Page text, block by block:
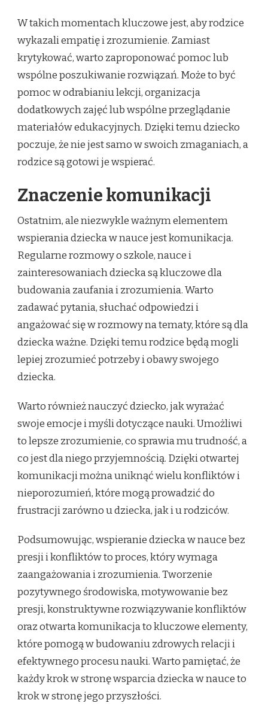
W takich momentach kluczowe jest, aby rodzice
wykazali empatię i zrozumienie. Zamiast
krytykować, warto zaproponować pomoc lub
wspólne poszukiwanie rozwiązań. Może to być
pomoc w odrabianiu lekcji, organizacja
dodatkowych zajęć lub wspólne przeglądanie
materiałów edukacyjnych. Dzięki temu dziecko
poczuje, że nie jest samo w swoich zmaganiach, a
rodzice są gotowi je wspierać.
Znaczenie komunikacji
Ostatnim, ale niezwykle ważnym elementem
wspierania dziecka w nauce jest komunikacja.
Regularne rozmowy o szkole, nauce i
zainteresowaniach dziecka są kluczowe dla
budowania zaufania i zrozumienia. Warto
zadawać pytania, słuchać odpowiedzi i
angażować się w rozmowy na tematy, które są dla
dziecka ważne. Dzięki temu rodzice będą mogli
lepiej zrozumieć potrzeby i obawy swojego
dziecka.
Warto również nauczyć dziecko, jak wyrażać
swoje emocje i myśli dotyczące nauki. Umożliwi
to lepsze zrozumienie, co sprawia mu trudność, a
co jest dla niego przyjemnością. Dzięki otwartej
komunikacji można uniknąć wielu konfliktów i
nieporozumień, które mogą prowadzić do
frustracji zarówno u dziecka, jak i u rodziców.
Podsumowując, wspieranie dziecka w nauce bez
presji i konfliktów to proces, który wymaga
zaangażowania i zrozumienia. Tworzenie
pozytywnego środowiska, motywowanie bez
presji, konstruktywne rozwiązywanie konfliktów
oraz otwarta komunikacja to kluczowe elementy,
które pomogą w budowaniu zdrowych relacji i
efektywnego procesu nauki. Warto pamiętać, że
każdy krok w stronę wsparcia dziecka w nauce to
krok w stronę jego przyszłości.